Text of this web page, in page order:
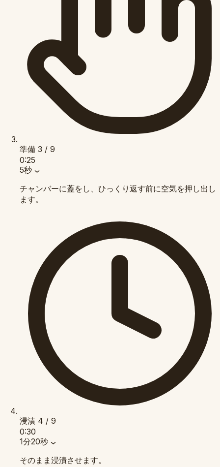
準備 3 / 9
0:25
5秒
チャンバーに蓋をし、ひっくり返す前に空気を押し出し
ます。
浸漬 4 / 9
0:30
1分20秒
そのまま浸漬させます。